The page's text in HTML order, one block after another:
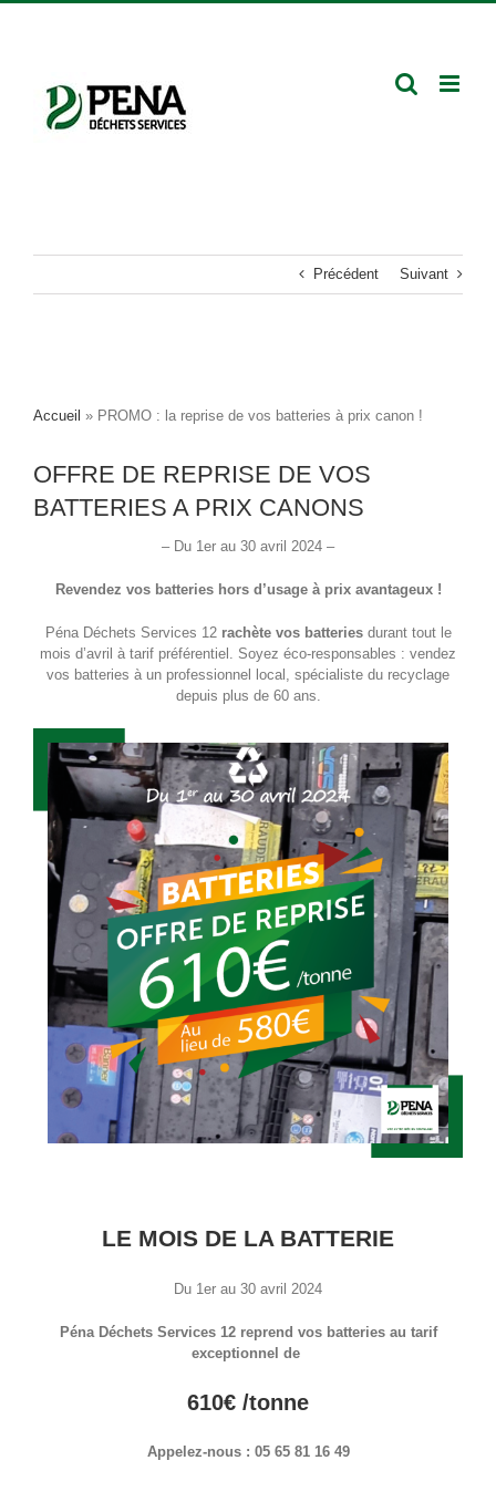
Précédent Suivant
Accueil » PROMO : la reprise de vos batteries à prix canon !
OFFRE DE REPRISE DE VOS
BATTERIES A PRIX CANONS
– Du 1er au 30 avril 2024 –
Revendez vos batteries hors d’usage à prix avantageux !
Péna Déchets Services 12 rachètevos batteries durant tout le
mois d’avril à tarif préférentiel. Soyez éco-responsables : vendez
vos batteries à un professionnel local, spécialiste du recyclage
depuis plus de 60 ans.
LE MOIS DE LA BATTERIE
Du 1er au 30 avril 2024
Péna Déchets Services 12 reprend vos batteries au tarif
exceptionnel de
610€ /tonne
Appelez-nous : 05 65 81 16 49